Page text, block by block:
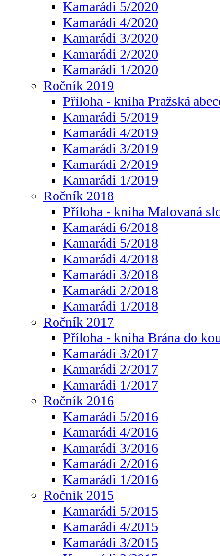
Kamarádi 5/2020
Kamarádi 4/2020
Kamarádi 3/2020
Kamarádi 2/2020
Kamarádi 1/2020
Ročník 2019
Příloha - kniha Pražská
Kamarádi 5/2019
Kamarádi 4/2019
Kamarádi 3/2019
Kamarádi 2/2019
Kamarádi 1/2019
Ročník 2018
Příloha - kniha Malovaná
Kamarádi 6/2018
Kamarádi 5/2018
Kamarádi 4/2018
Kamarádi 3/2018
Kamarádi 2/2018
Kamarádi 1/2018
Ročník 2017
Příloha - kniha Brána do
Kamarádi 3/2017
Kamarádi 2/2017
Kamarádi 1/2017
Ročník 2016
Kamarádi 5/2016
Kamarádi 4/2016
Kamarádi 3/2016
Kamarádi 2/2016
Kamarádi 1/2016
Ročník 2015
Kamarádi 5/2015
Kamarádi 4/2015
Kamarádi 3/2015